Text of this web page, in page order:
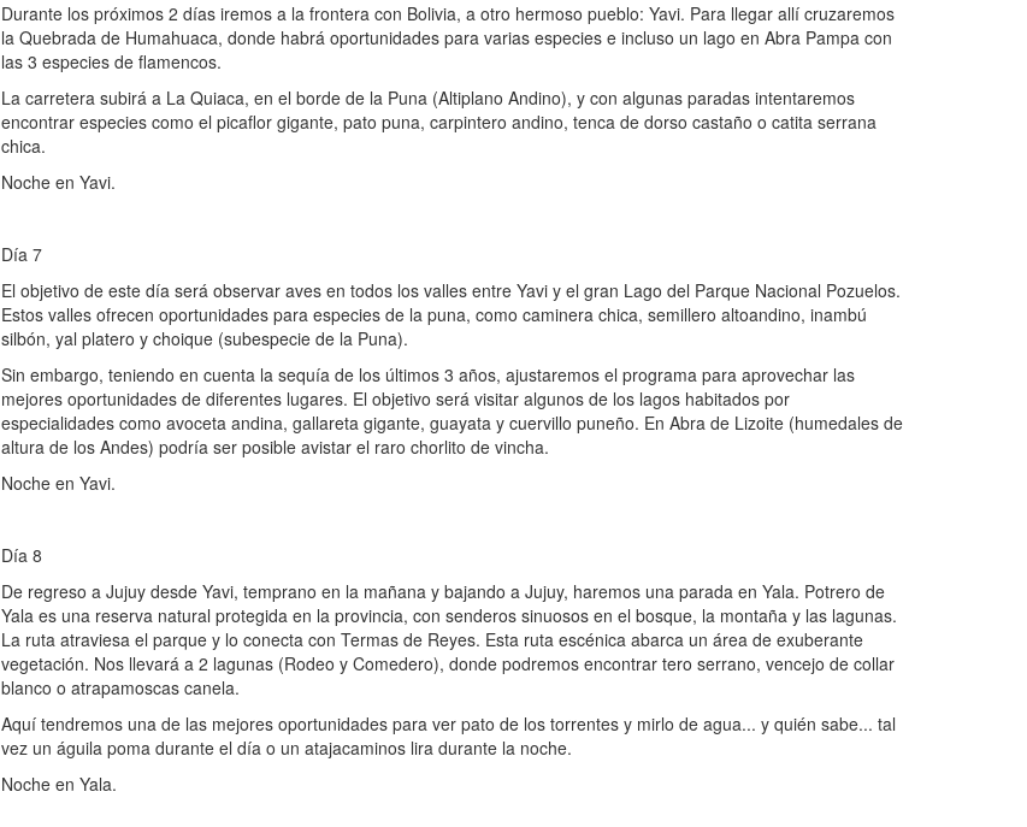
Durante los próximos 2 días iremos a la frontera con Bolivia, a otro hermoso pueblo: Yavi. Para llegar allí cruzaremos
la Quebrada de Humahuaca, donde habrá oportunidades para varias especies e incluso un lago en Abra Pampa con
las 3 especies de flamencos.
La carretera subirá a La Quiaca, en el borde de la Puna (Altiplano Andino), y con algunas paradas intentaremos
encontrar especies como el picaflor gigante, pato puna, carpintero andino, tenca de dorso castaño o catita serrana
chica.
Noche en Yavi.
Día 7
El objetivo de este día será observar aves en todos los valles entre Yavi y el gran Lago del Parque Nacional Pozuelos.
Estos valles ofrecen oportunidades para especies de la puna, como caminera chica, semillero altoandino, inambú
silbón, yal platero y choique (subespecie de la Puna).
Sin embargo, teniendo en cuenta la sequía de los últimos 3 años, ajustaremos el programa para aprovechar las
mejores oportunidades de diferentes lugares. El objetivo será visitar algunos de los lagos habitados por
especialidades como avoceta andina, gallareta gigante, guayata y cuervillo puneño. En Abra de Lizoite (humedales de
altura de los Andes) podría ser posible avistar el raro chorlito de vincha.
Noche en Yavi.
Día 8
De regreso a Jujuy desde Yavi, temprano en la mañana y bajando a Jujuy, haremos una parada en Yala. Potrero de
Yala es una reserva natural protegida en la provincia, con senderos sinuosos en el bosque, la montaña y las lagunas.
La ruta atraviesa el parque y lo conecta con Termas de Reyes. Esta ruta escénica abarca un área de exuberante
vegetación. Nos llevará a 2 lagunas (Rodeo y Comedero), donde podremos encontrar tero serrano, vencejo de collar
blanco o atrapamoscas canela.
Aquí tendremos una de las mejores oportunidades para ver pato de los torrentes y mirlo de agua... y quién sabe... tal
vez un águila poma durante el día o un atajacaminos lira durante la noche.
Noche en Yala.